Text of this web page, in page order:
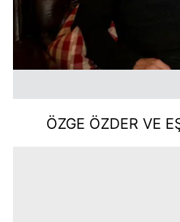
ÖZGE ÖZDER VE